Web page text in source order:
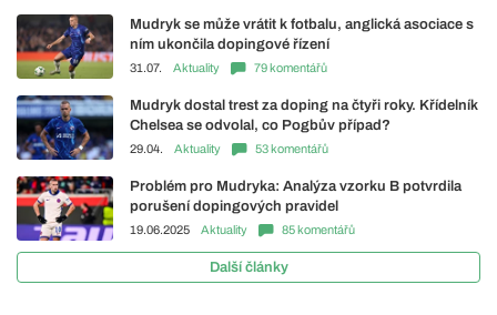
Mudryk se může vrátit k fotbalu, anglická asociace s
ním ukončila dopingové řízení
31.07. Aktuality 79 komentářů
Mudryk dostal trest za doping na čtyři roky. Křídelník
Chelsea se odvolal, co Pogbův případ?
29.04. Aktuality 53 komentářů
Problém pro Mudryka: Analýza vzorku B potvrdila
porušení dopingových pravidel
19.06.2025 Aktuality 85 komentářů
Další články